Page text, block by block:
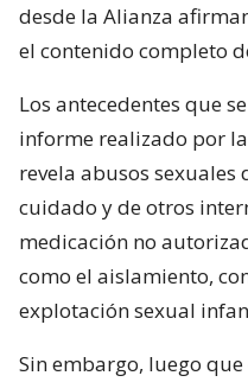
desde la Alianza
el contenido completo
Los antecedentes que
informe realizado por
revela abusos
cuidado y de otros
medicación no
como el aislamiento,
explotación sexual
Sin embargo, luego